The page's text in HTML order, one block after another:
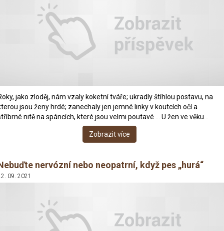
jako zloděj, nám vzaly koketní tváře; ukradly štíhlou postavu, na
jsou ženy hrdé; zanechaly jen jemné linky v koutcích očí a
nitě na spáncích, které jsou velmi poutavé ... U žen ve věku…
Zobrazit více
nervózní nebo neopatrní, když pes „hurá“
09. 2021